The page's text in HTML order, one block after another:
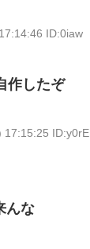
ID:0iaw
作したぞ
17:15:25 ID:y0rE
んな